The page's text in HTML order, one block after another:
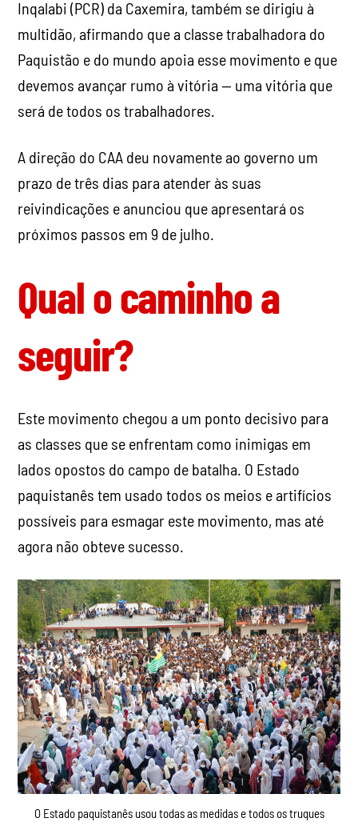
Inqalabi (PCR) da Caxemira, também se dirigiu à
multidão, afirmando que a classe trabalhadora do
Paquistão e do mundo apoia esse movimento e que
devemos avançar rumo à vitória — uma vitória que
será de todos os trabalhadores.
A direção do CAA deu novamente ao governo um
prazo de três dias para atender às suas
reivindicações e anunciou que apresentará os
próximos passos em 9 de julho.
Qual o caminho a
seguir?
Este movimento chegou a um ponto decisivo para
as classes que se enfrentam como inimigas em
lados opostos do campo de batalha. O Estado
paquistanês tem usado todos os meios e artifícios
possíveis para esmagar este movimento, mas até
agora não obteve sucesso.
O Estado paquistanês usou todas as medidas e todos os truques